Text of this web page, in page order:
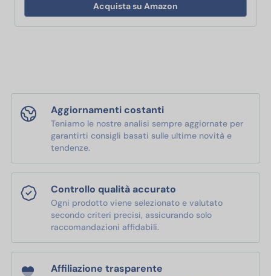
Acquista su Amazon
Aggiornamenti costanti
Teniamo le nostre analisi sempre aggiornate per
garantirti consigli basati sulle ultime novità e
tendenze.
Controllo qualità accurato
Ogni prodotto viene selezionato e valutato
secondo criteri precisi, assicurando solo
raccomandazioni affidabili.
Affiliazione trasparente